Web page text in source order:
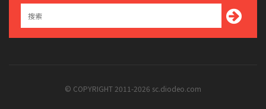
© COPYRIGHT 2011-2026 sc.diodeo.com